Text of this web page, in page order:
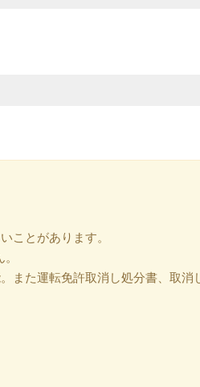
ことがあります。
また運転免許取消し処分書、取消